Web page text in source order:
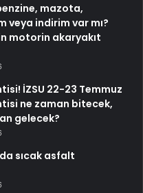
mazota,
veya indirim var mı?
motorin akaryakıt
İZSU 22-23 Temmuz
ne zaman bitecek,
gelecek?
sıcak asfalt